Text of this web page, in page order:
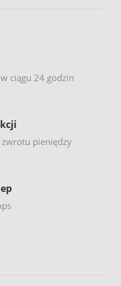
ciągu 24 godzin
pieniędzy